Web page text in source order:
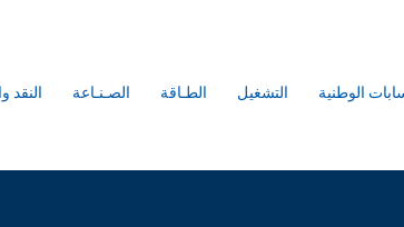
الوطنية التشغيل الطـاقة الصـنـاعة النقد